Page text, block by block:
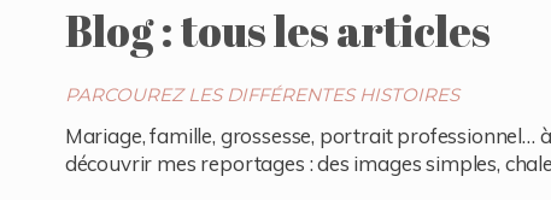
Blog : tous les articles
PARCOUREZ LES DIFFÉRENTES HISTOIRES
Mariage, famille, grossesse, portrait professionnel…
découvrir mes reportages : des images simples,